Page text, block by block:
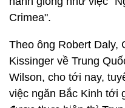
Crimea".
Theo ông Robert Daly,
Kissinger về Trung
Wilson, cho tới nay,
việc ngăn Bắc Kinh tới